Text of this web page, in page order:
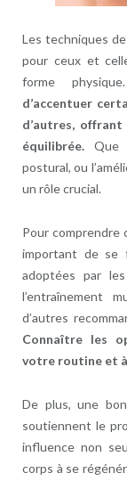
Les techniques de
pour ceux et
forme
d’accentuer
d’autres, offrant
équilibrée.Que
postural, ou
un rôle crucial.
Pour comprendre
important de se
adoptées par
l’entraînement
d’autres
Connaître les
votre routine et
De plus, une
soutiennent le
influence non
corps à se